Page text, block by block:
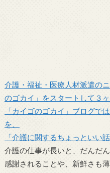
介護・福祉・医療人材派遣の
のゴカイ」をスタートして３
「カイゴのゴカイ」ブログで
を、
「介護に関するちょっといい
介護の仕事が長いと、だんだ
感謝されることや、新鮮さも